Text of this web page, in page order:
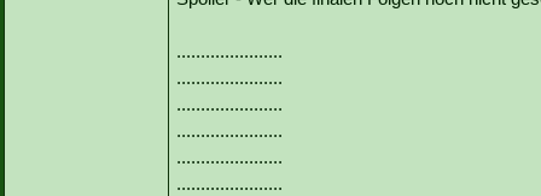
......................
......................
......................
......................
......................
......................